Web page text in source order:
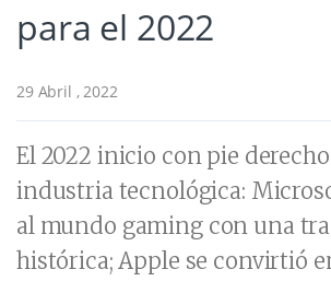
para el 2022
29 Abril , 2022
El 2022 inicio con pie
industria tecnológica:
al mundo gaming con una
histórica; Apple se convirtió